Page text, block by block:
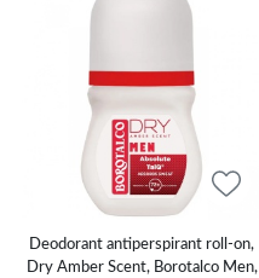
Deodorant antiperspirant roll-on,
Dry Amber Scent, Borotalco Men,